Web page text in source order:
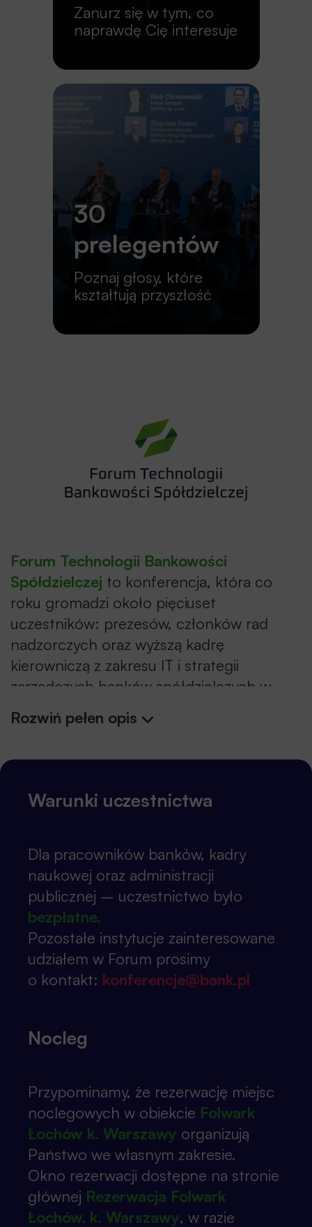
Zanurz się w tym, co
naprawdę Cię interesuje
30
prelegentów
Poznaj głosy, które
kształtują przyszłość
Forum Technologii Bankowości
Spółdzielczej to konferencja, która co
roku gromadzi około pięciuset
uczestników: prezesów, członków rad
nadzorczych oraz wyższą kadrę
kierowniczą z zakresu IT i strategii
zarządczych banków spółdzielczych w
Polsce, oraz zarządy firm doradczych i
technologicznych współpracujących z
wymiany doświadczeń i poznania
platforma do merytorycznych dyskusji o
wyzwaniach i perspektywach rozwoju
sektora, a także do dialogu z
przedstawicielami administracji.
Główną ideą
FTBS
jest integracja
środowiska bankowości spółdzielczej z
kluczowymi dostawcami technologii.
rozmawiamy o innowacyjnych
funkcjonowanie banków spółdzielczych.
W wydarzeniu co roku udział bierze ponad
pięciuset uczestników.
Podczas tegorocznej edycji nie zabrakło
merytorycznych dyskusji, inspirujących
rozmów i praktycznych case studies.
Rozwiń pełen opis
Warunki uczestnictwa
Dla pracowników banków, kadry
naukowej oraz administracji
publicznej – uczestnictwo było
bezpłatne.
Pozostałe instytucje zainteresowane
udziałem w Forum prosimy
o kontakt: konferencje@bank.pl
Nocleg
Przypominamy, że rezerwację miejsc
noclegowych w obiekcie Folwark
Łochów k. Warszawy organizują
Państwo we własnym zakresie.
Okno rezerwacji dostępne na stronie
głównej Rezerwacja Folwark
Łochów, k. Warszawy, w razie